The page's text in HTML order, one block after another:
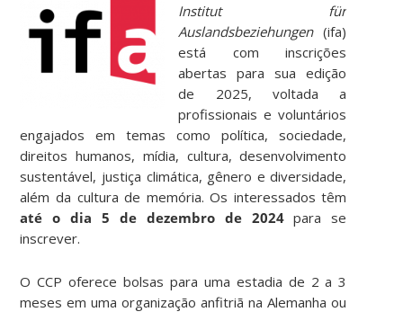
Institut für
Auslandsbeziehungen(ifa)
está com inscrições
abertas para sua edição
de 2025, voltada a
profissionais e voluntários
engajados em temas como política, sociedade,
direitos humanos, mídia, cultura, desenvolvimento
sustentável, justiça climática, gênero e diversidade,
além da cultura de memória. Os interessados têm
até o dia 5 de dezembro de 2024para se
inscrever.
O CCP oferece bolsas para uma estadia de 2 a 3
meses em uma organização anfitriã na Alemanha ou